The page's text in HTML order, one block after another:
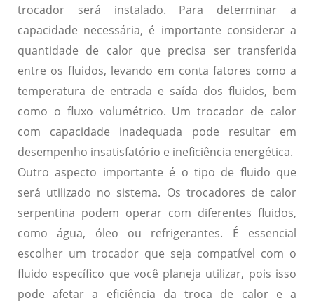
trocador será instalado. Para determinar a
capacidade necessária, é importante considerar a
quantidade de calor que precisa ser transferida
entre os fluidos, levando em conta fatores como a
temperatura de entrada e saída dos fluidos, bem
como o fluxo volumétrico. Um trocador de calor
com capacidade inadequada pode resultar em
desempenho insatisfatório e ineficiência energética.
Outro aspecto importante é o tipo de fluido que
será utilizado no sistema. Os trocadores de calor
serpentina podem operar com diferentes fluidos,
como água, óleo ou refrigerantes. É essencial
escolher um trocador que seja compatível com o
fluido específico que você planeja utilizar, pois isso
pode afetar a eficiência da troca de calor e a